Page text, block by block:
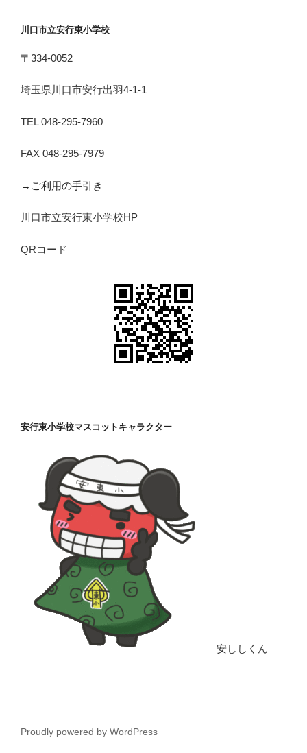
川口市立安行東小学校
〒334-0052
埼玉県川口市安行出羽4-1-1
TEL 048-295-7960
FAX 048-295-7979
→ご利用の手引き
川口市立安行東小学校HP
QRコード
安行東小学校マスコットキャラクター
安ししくん
Proudly powered by WordPress